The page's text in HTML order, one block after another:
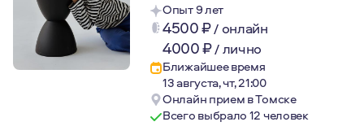
Опыт 9 лет
4500₽/ онлайн
4000₽/лично
Ближайшее время
13 августа, чт, 21:00
Онлайн прием в Томске
Всего выбрало 12 человек